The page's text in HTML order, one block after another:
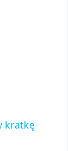
kratkę